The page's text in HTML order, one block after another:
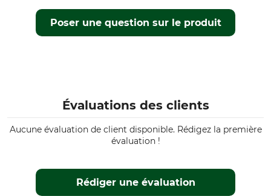
Poser une question sur le produit
Évaluations des clients
Aucune évaluation de client disponible. Rédigez la première
évaluation !
Rédiger une évaluation